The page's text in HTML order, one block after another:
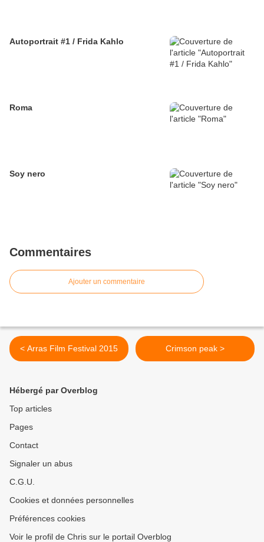
Autoportrait #1 / Frida Kahlo
Roma
Soy nero
Commentaires
Ajouter un commentaire
< Arras Film Festival 2015 Crimson peak >
Hébergé par Overblog
Top articles
Pages
Contact
Signaler un abus
C.G.U.
Cookies et données personnelles
Préférences cookies
Voir le profil de Chris sur le portail Overblog